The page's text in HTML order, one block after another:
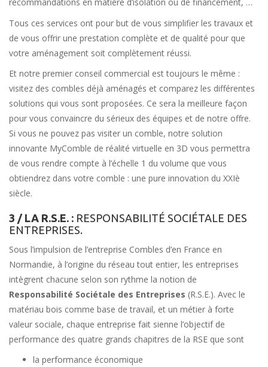
Tous ces services ont pour but de vous simplifier les travaux et
de vous offrir une prestation complète et de qualité pour que
votre aménagement soit complètement réussi.
Et notre premier conseil commercial est toujours le même :
visitez des combles déjà aménagés et comparez les différentes
solutions qui vous sont proposées. Ce sera la meilleure façon
pour vous convaincre du sérieux des équipes et de notre offre.
Si vous ne pouvez pas visiter un comble, notre solution
innovante MyComble de réalité virtuelle en 3D vous permettra
de vous rendre compte à l’échelle 1 du volume que vous
obtiendrez dans votre comble : une pure innovation du XXIè
siècle.
3 / LA R.S.E. : RESPONSABILITÉ SOCIÉTALE DES
ENTREPRISES.
Sous l’impulsion de l’entreprise Combles d’en France en
Normandie, à l’origine du réseau tout entier, les entreprises
intègrent chacune selon son rythme la notion de
Responsabilité Sociétale des Entreprises (R.S.E.). Avec le
matériau bois comme base de travail, et un métier à forte
valeur sociale, chaque entreprise fait sienne l’objectif de
performance des quatre grands chapitres de la RSE que sont
la performance économique